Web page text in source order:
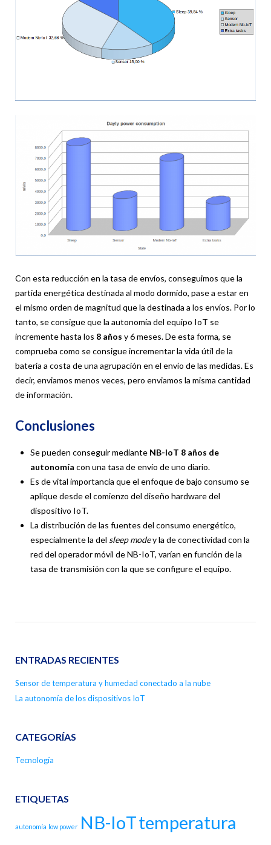
Con esta reducción en la tasa de envíos, conseguimos que la
partida energética destinada al modo dormido, pase a estar en
el mismo orden de magnitud que la destinada a los envíos. Por lo
tanto, se consigue que la autonomía del equipo IoT se
incremente hasta los 8 años y 6 meses. De esta forma, se
comprueba como se consigue incrementar la vida útil de la
batería a costa de una agrupación en el envío de las medidas. Es
decir, enviamos menos veces, pero enviamos la misma cantidad
de información.
Conclusiones
Se pueden conseguir medianteNB-IoT 8 años de
autonomía con una tasa de envío de uno diario.
Es de vital importancia que el enfoque de bajo consumo se
aplique desde el comienzo del diseño hardware del
dispositivo IoT.
La distribución de las fuentes del consumo energético,
especialmente la del sleep modey la de conectividad con la
red del operador móvil de NB-IoT, varían en función de la
tasa de transmisión con la que se configure el equipo.
ENTRADAS RECIENTES
Sensor de temperatura y humedad conectado a la nube
La autonomía de los dispositivos IoT
CATEGORÍAS
Tecnología
ETIQUETAS
autonomía low power NB-IoTtemperatura